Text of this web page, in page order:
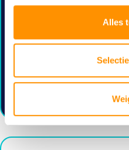
Alles
Ik ga akkoord met de
Lid
Na controle van uw
een factuur en